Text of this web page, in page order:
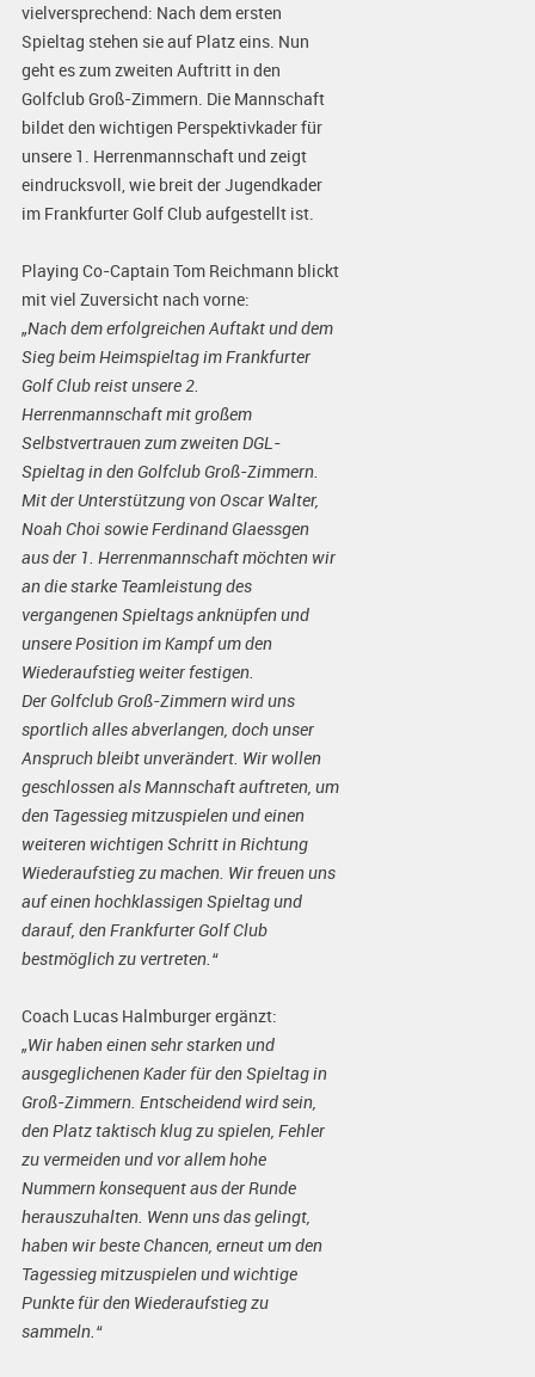
vielversprechend: Nach dem ersten
Spieltag stehen sie auf Platz eins. Nun
geht es zum zweiten Auftritt in den
Golfclub Groß-Zimmern. Die Mannschaft
bildet den wichtigen Perspektivkader für
unsere 1. Herrenmannschaft und zeigt
eindrucksvoll, wie breit der Jugendkader
im Frankfurter Golf Club aufgestellt ist.
Playing Co-Captain Tom Reichmann blickt
mit viel Zuversicht nach vorne:
„Nach dem erfolgreichen Auftakt und dem
Sieg beim Heimspieltag im Frankfurter
Golf Club reist unsere 2.
Herrenmannschaft mit großem
Selbstvertrauen zum zweiten DGL-
Spieltag in den Golfclub Groß-Zimmern.
Mit der Unterstützung von Oscar Walter,
Noah Choi sowie Ferdinand Glaessgen
aus der 1. Herrenmannschaft möchten wir
an die starke Teamleistung des
vergangenen Spieltags anknüpfen und
unsere Position im Kampf um den
Wiederaufstieg weiter festigen.
Der Golfclub Groß-Zimmern wird uns
sportlich alles abverlangen, doch unser
Anspruch bleibt unverändert. Wir wollen
geschlossen als Mannschaft auftreten, um
den Tagessieg mitzuspielen und einen
weiteren wichtigen Schritt in Richtung
Wiederaufstieg zu machen. Wir freuen uns
auf einen hochklassigen Spieltag und
darauf, den Frankfurter Golf Club
bestmöglich zu vertreten.“
Coach Lucas Halmburger ergänzt:
„Wir haben einen sehr starken und
ausgeglichenen Kader für den Spieltag in
Groß-Zimmern. Entscheidend wird sein,
den Platz taktisch klug zu spielen, Fehler
zu vermeiden und vor allem hohe
Nummern konsequent aus der Runde
herauszuhalten. Wenn uns das gelingt,
haben wir beste Chancen, erneut um den
Tagessieg mitzuspielen und wichtige
Punkte für den Wiederaufstieg zu
sammeln.“